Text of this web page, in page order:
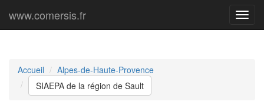
Menu
www.comersis.fr
Accueil
Alpes-de-Haute-Provence
SIAEPA de la région de Sault